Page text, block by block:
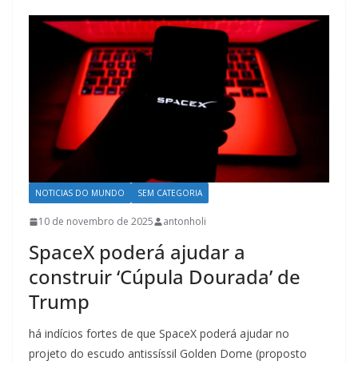
NOTICIAS DO MUNDO SEM CATEGORIA
10 de novembro de 2025 antonholi
SpaceX poderá ajudar a
construir ‘Cúpula Dourada’ de
Trump
há indícios fortes de que SpaceX poderá ajudar no
projeto do escudo antissíssil Golden Dome (proposto